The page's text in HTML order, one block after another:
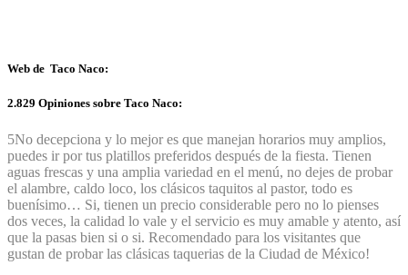
Web de Taco Naco:
2.829 Opiniones sobre Taco Naco:
5No decepciona y lo mejor es que manejan horarios muy amplios,
puedes ir por tus platillos preferidos después de la fiesta. Tienen
aguas frescas y una amplia variedad en el menú, no dejes de probar
el alambre, caldo loco, los clásicos taquitos al pastor, todo es
buenísimo… Si, tienen un precio considerable pero no lo pienses
dos veces, la calidad lo vale y el servicio es muy amable y atento, así
que la pasas bien si o si. Recomendado para los visitantes que
gustan de probar las clásicas taquerias de la Ciudad de México!